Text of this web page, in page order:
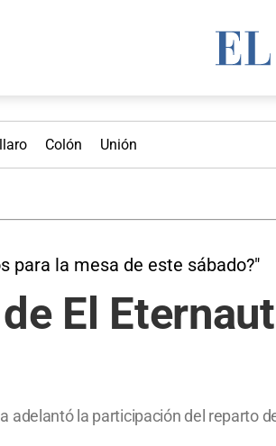
Colón Unión
para la mesa de este sábado?"
El
adelantó la participación del reparto